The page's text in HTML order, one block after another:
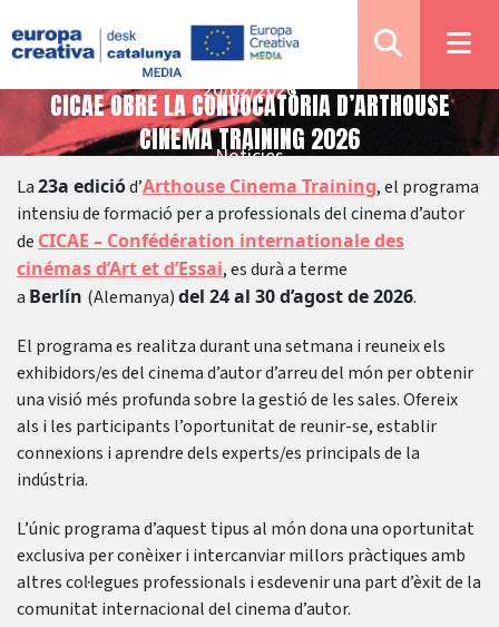
Notícies
CICAE OBRE LA CONVOCATÒRIA D’ARTHOUSE
CINEMA TRAINING 2026
20/02/2026
La23a ediciód’Arthouse Cinema Training, el programa
intensiu de formació per a professionals del cinema d’autor
de CICAE – Confédération internationale des
cinémas d’Art et d’Essai, es durà a terme
a Berlín (Alemanya)del 24 al 30 d’agost de 2026.
El programa es realitza durant una setmana i reuneix els
exhibidors/es del cinema d’autor d’arreu del món per obtenir
una visió més profunda sobre la gestió de les sales. Ofereix
als i les participants l’oportunitat de reunir-se, establir
connexions i aprendre dels experts/es principals de la
indústria.
L’únic programa d’aquest tipus al món dona una oportunitat
exclusiva per conèixer i intercanviar millors pràctiques amb
altres col·legues professionals i esdevenir una part d’èxit de la
comunitat internacional del cinema d’autor.